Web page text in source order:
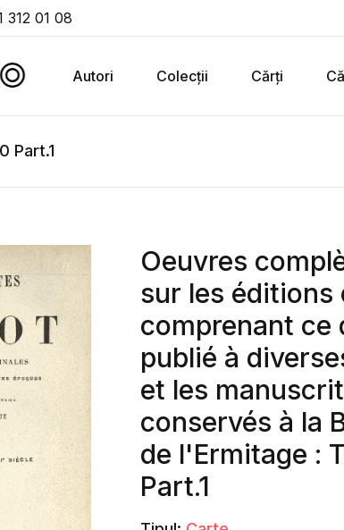
312 01 08
Autori Colecții Cărți
Part.1
Oeuvres
sur les éditions
comprenant ce
publié à
et les
conservés à la
de l'Ermitage :
Part.1